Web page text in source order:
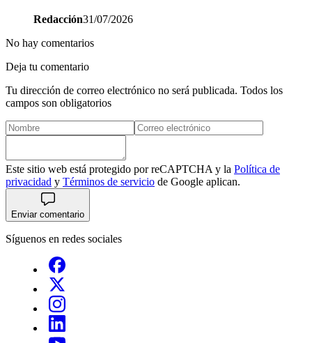
Redacción31/07/2026
No hay comentarios
Deja tu comentario
Tu dirección de correo electrónico no será publicada. Todos los
campos son obligatorios
Este sitio web está protegido por reCAPTCHA y la Política de
privacidad y Términos de servicio de Google aplican.
Enviar comentario
Síguenos en redes sociales